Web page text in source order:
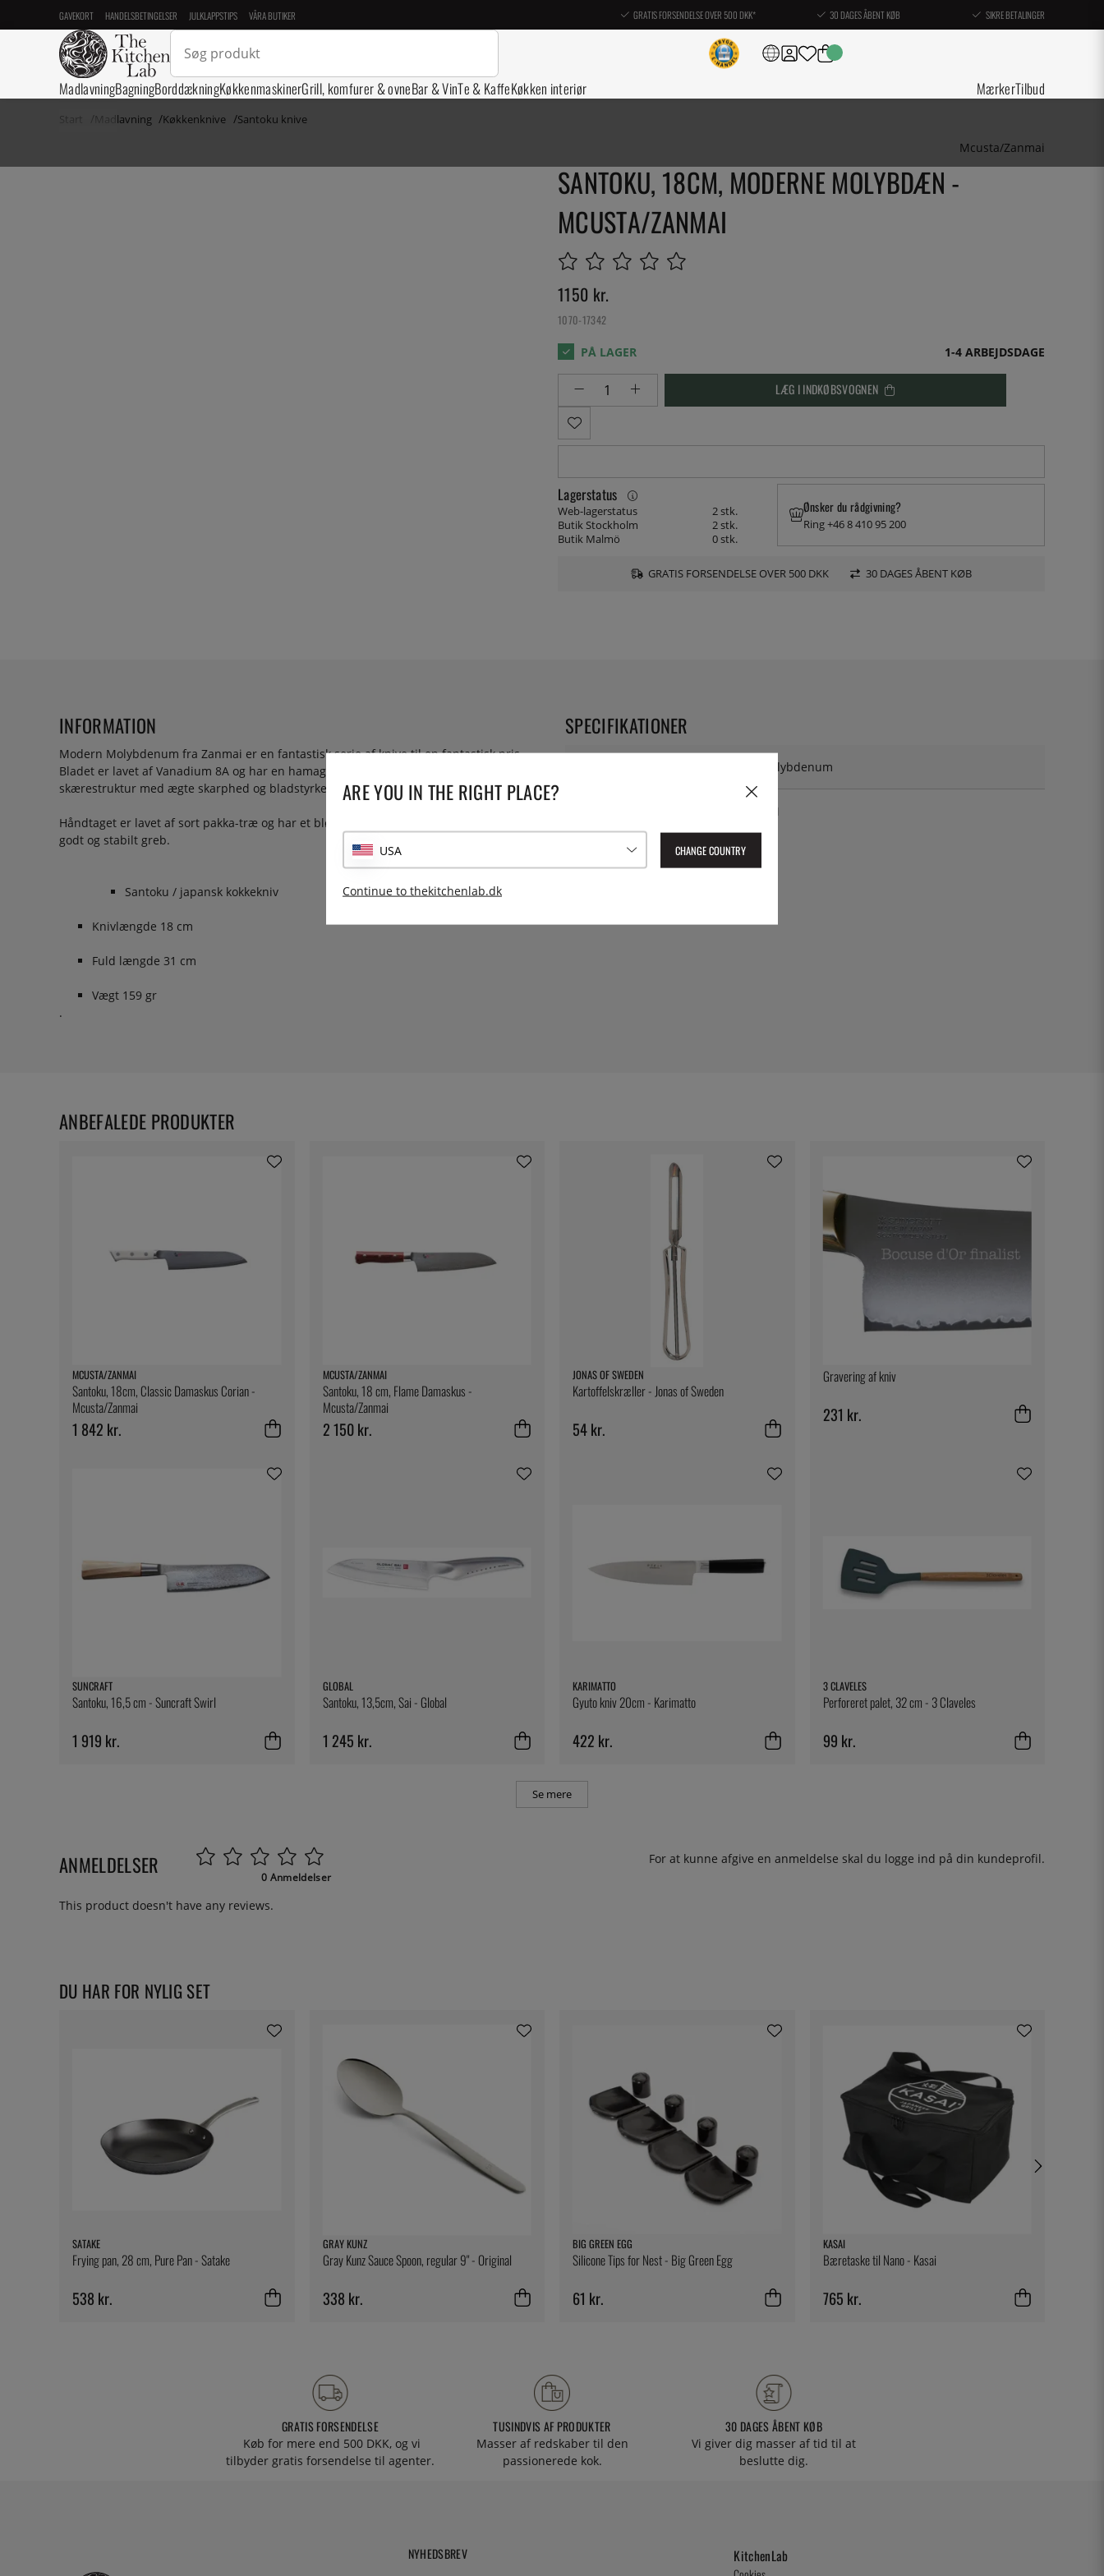
GAVEKORT HANDELSBETINGELSER JULKLAPPSTIPS VÅRA BUTIKER GRATIS FORSENDELSE OVER 500 DKK* 30 DAGES ÅBENT KØB SIKRE BETALINGER
MadlavningBagningBorddækningKøkkenmaskinerGrill, komfurer & ovneBar & VinTe & KaffeKøkken interiør MærkerTilbud
Start Madlavning Køkkenknive Santoku knive
Mcusta/Zanmai
SANTOKU, 18CM, MODERNE MOLYBDÆN -
MCUSTA/ZANMAI
1150 kr.
1070-17342
1-4 ARBEJDSDAGE
LÆG I INDKØBSVOGNEN
Lagerstatus
Web-lagerstatus
2 stk.
Butik Stockholm
2 stk.
Butik Malmö
0 stk.
Ønsker du rådgivning?
Ring +46 8 410 95 200
GRATIS FORSENDELSE OVER 500 DKK 30 DAGES ÅBENT KØB
INFORMATION
Modern Molybdenum fra Zanmai er en fantastisk serie af knive til en fantastisk pris.
Bladet er lavet af Vanadium 8A og har en hamaguri-form, hvilket betyder en ideel
skærestruktur med ægte skarphed og bladstyrke.
Håndtaget er lavet af sort pakka-træ og har et blødt ergonomisk design, der giver et
godt og stabilt greb.
Santoku / japansk kokkekniv
Knivlængde 18 cm
Fuld længde 31 cm
Vægt 159 gr
.
SPECIFIKATIONER
Modern Molybdenum
HBB-6003M
EAN:4964496970031
MCUSTA/ZANMAI
Santoku, 18cm, Classic Damaskus Corian -
Mcusta/Zanmai
1 842 kr.
MCUSTA/ZANMAI
Santoku, 18 cm, Flame Damaskus -
Mcusta/Zanmai
2 150 kr.
JONAS OF SWEDEN
Kartoffelskræller - Jonas of Sweden
54 kr.
Gravering af kniv
231 kr.
SUNCRAFT
Santoku, 16,5 cm - Suncraft Swirl
1 919 kr.
GLOBAL
Santoku, 13,5cm, Sai - Global
1 245 kr.
KARIMATTO
Gyuto kniv 20cm - Karimatto
422 kr.
3 CLAVELES
Perforeret palet, 32 cm - 3 Claveles
99 kr.
Se mere
ANBEFALEDE PRODUKTER
ANMELDELSER 0 Anmeldelser
For at kunne afgive en anmeldelse skal du logge ind på din kundeprofil.
This product doesn't have any reviews.
DU HAR FOR NYLIG SET
SATAKE
Frying pan, 28 cm, Pure Pan - Satake
538 kr.
GRAY KUNZ
Gray Kunz Sauce Spoon, regular 9" - Original
338 kr.
BIG GREEN EGG
Silicone Tips for Nest - Big Green Egg
61 kr.
KASAI
Bæretaske til Nano - Kasai
765 kr.
GRATIS FORSENDELSE
Køb for mere end 500 DKK, og vi
tilbyder gratis forsendelse til agenter.
TUSINDVIS AF PRODUKTER
Masser af redskaber til den
passionerede kok.
30 DAGES ÅBENT KØB
Vi giver dig masser af tid til at
beslutte dig.
NYHEDSBREV KitchenLab
ARE YOU IN THE RIGHT PLACE?
USA CHANGE COUNTRY
Continue to thekitchenlab.dk